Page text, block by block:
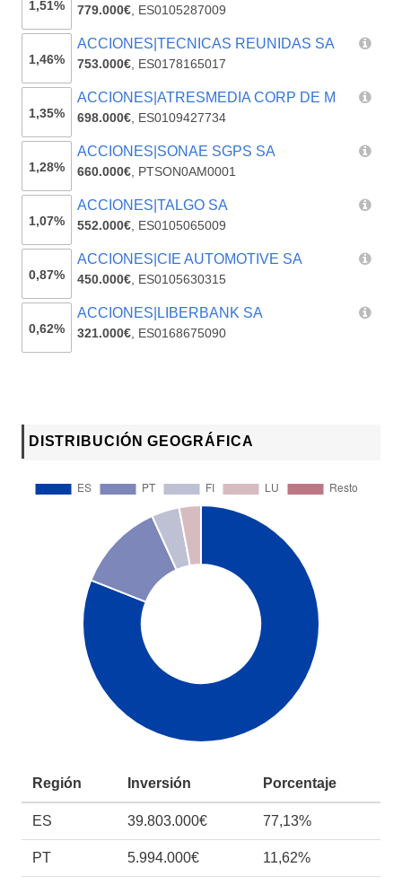
1,51% 779.000€, ES0105287009
1,46%
ACCIONES|TECNICAS REUNIDAS SA
753.000€, ES0178165017
1,35%
ACCIONES|ATRESMEDIA CORP DE M
698.000€, ES0109427734
1,28%
ACCIONES|SONAE SGPS SA
660.000€, PTSON0AM0001
1,07%
ACCIONES|TALGO SA
552.000€, ES0105065009
0,87%
ACCIONES|CIE AUTOMOTIVE SA
450.000€, ES0105630315
0,62%
ACCIONES|LIBERBANK SA
321.000€, ES0168675090
DISTRIBUCIÓN GEOGRÁFICA
Región Inversión Porcentaje
ES 39.803.000€ 77,13%
PT 5.994.000€ 11,62%